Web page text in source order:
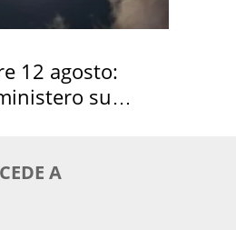
12 agosto:
su